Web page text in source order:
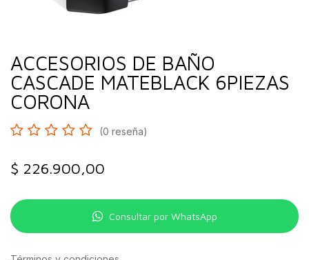
ACCESORIOS DE BAÑO
CASCADE MATEBLACK 6PIEZAS
CORONA
(0 reseña)
$ 226.900,00
Consultar por WhatsApp